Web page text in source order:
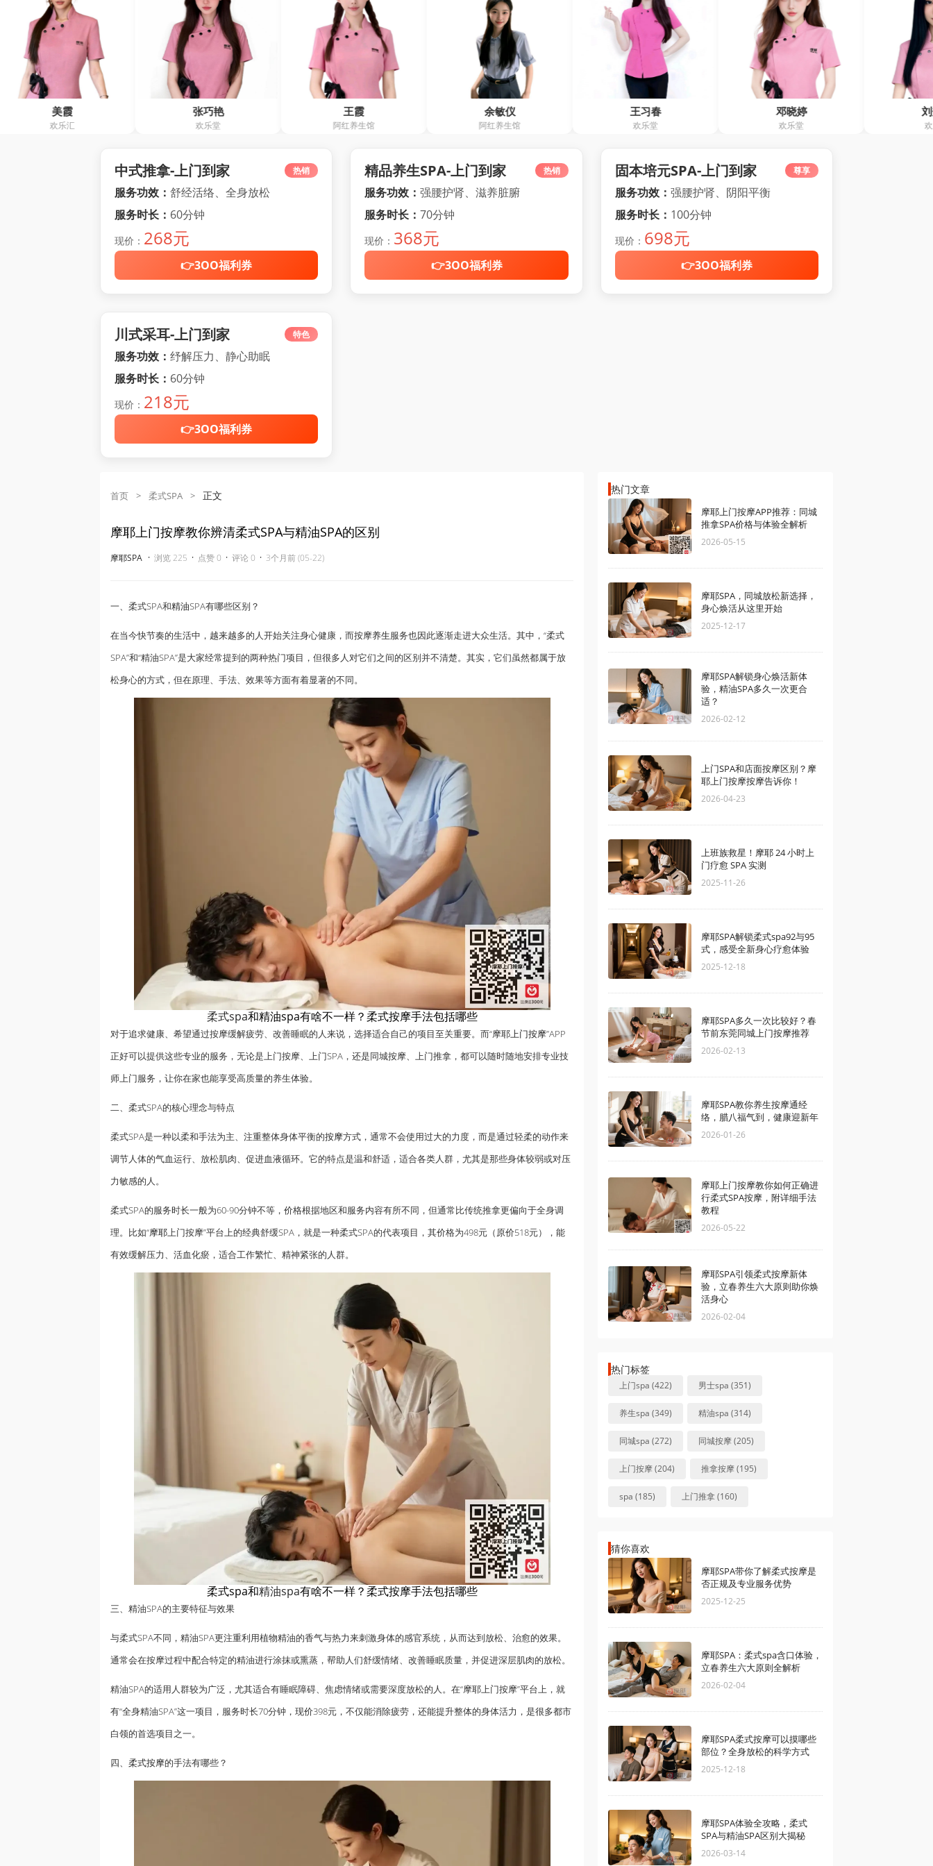
中式推拿-上门到家 热销
服务功效：舒经活络、全身放松
服务时长： 60分钟
现价： 268元
👉3OO福利券
精品养生SPA-上门到家 热销
服务功效：强腰护肾、滋养脏腑
服务时长：70分钟
现价： 368元
👉3OO福利券
固本培元SPA-上门到家 尊享
服务功效： 强腰护肾、阴阳平衡
服务时长： 100分钟
现价： 698元
👉3OO福利券
川式采耳-上门到家 特色
服务功效：纾解压力、静心助眠
服务时长： 60分钟
现价： 218元
👉3OO福利券
首页 > 柔式SPA > 正文
摩耶上门按摩教你辨清柔式SPA与精油SPA的区别
摩耶SPA · 浏览 225 · 点赞 0 · 评论 0 · 3个月前 (05-22)
一、柔式SPA和精油SPA有哪些区别？
在当今快节奏的生活中，越来越多的人开始关注身心健康，而按摩养生服务也因此逐渐走进大众生活。其中，“柔式
SPA”和“精油SPA”是大家经常提到的两种热门项目，但很多人对它们之间的区别并不清楚。其实，它们虽然都属于放
松身心的方式，但在原理、手法、效果等方面有着显著的不同。
柔式spa和精油spa有啥不一样？柔式按摩手法包括哪些
对于追求健康、希望通过按摩缓解疲劳、改善睡眠的人来说，选择适合自己的项目至关重要。而“摩耶上门按摩”APP
正好可以提供这些专业的服务，无论是上门按摩、上门SPA，还是同城按摩、上门推拿，都可以随时随地安排专业技
师上门服务，让你在家也能享受高质量的养生体验。
二、柔式SPA的核心理念与特点
柔式SPA是一种以柔和手法为主、注重整体身体平衡的按摩方式，通常不会使用过大的力度，而是通过轻柔的动作来
调节人体的气血运行、放松肌肉、促进血液循环。它的特点是温和舒适，适合各类人群，尤其是那些身体较弱或对压
力敏感的人。
柔式SPA的服务时长一般为60-90分钟不等，价格根据地区和服务内容有所不同，但通常比传统推拿更偏向于全身调
理。比如“摩耶上门按摩”平台上的经典舒缓SPA，就是一种柔式SPA的代表项目，其价格为498元（原价518元），能
有效缓解压力、活血化瘀，适合工作繁忙、精神紧张的人群。
柔式spa和精油spa有啥不一样？柔式按摩手法包括哪些
三、精油SPA的主要特征与效果
与柔式SPA不同，精油SPA更注重利用植物精油的香气与热力来刺激身体的感官系统，从而达到放松、治愈的效果。
通常会在按摩过程中配合特定的精油进行涂抹或熏蒸，帮助人们舒缓情绪、改善睡眠质量，并促进深层肌肉的放松。
精油SPA的适用人群较为广泛，尤其适合有睡眠障碍、焦虑情绪或需要深度放松的人。在“摩耶上门按摩”平台上，就
有“全身精油SPA”这一项目，服务时长70分钟，现价398元，不仅能消除疲劳，还能提升整体的身体活力，是很多都市
白领的首选项目之一。
四、柔式按摩的手法有哪些？
热门文章
摩耶上门按摩APP推荐：同城
推拿SPA价格与体验全解析
2026-05-15
摩耶SPA，同城放松新选择，
身心焕活从这里开始
2025-12-17
摩耶SPA解锁身心焕活新体
验，精油SPA多久一次更合
适？
2026-02-12
上门SPA和店面按摩区别？摩
耶上门按摩按摩告诉你！
2026-04-23
上班族救星！摩耶 24 小时上
门疗愈 SPA 实测
2025-11-26
摩耶SPA解锁柔式spa92与95
式，感受全新身心疗愈体验
2025-12-18
摩耶SPA多久一次比较好？春
节前东莞同城上门按摩推荐
2026-02-13
摩耶SPA教你养生按摩通经
络，腊八福气到，健康迎新年
2026-01-26
摩耶上门按摩教你如何正确进
行柔式SPA按摩，附详细手法
教程
2026-05-22
摩耶SPA引领柔式按摩新体
验，立春养生六大原则助你焕
活身心
2026-02-04
热门标签
上门spa (422) 男士spa (351)
养生spa (349) 精油spa (314)
同城spa (272) 同城按摩 (205)
上门按摩 (204) 推拿按摩 (195)
spa (185) 上门推拿 (160)
猜你喜欢
摩耶SPA带你了解柔式按摩是
否正规及专业服务优势
2025-12-25
摩耶SPA：柔式spa含口体验，
立春养生六大原则全解析
2026-02-04
摩耶SPA柔式按摩可以摸哪些
部位？全身放松的科学方式
2025-12-18
摩耶SPA体验全攻略，柔式
SPA与精油SPA区别大揭秘
2026-03-14